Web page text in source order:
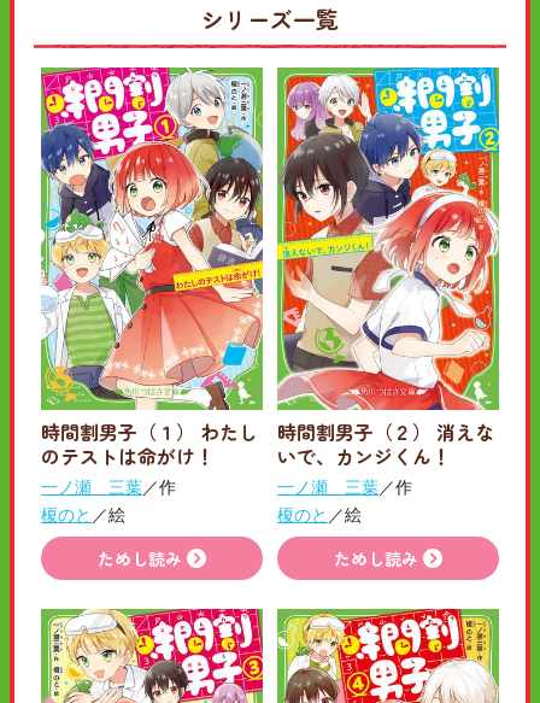
シリーズ一覧
時間割男子（１） わたし
のテストは命がけ！
一ノ瀬 三葉／作
榎のと ／絵
ためし読み
時間割男子（２） 消えな
いで、カンジくん！
一ノ瀬 三葉／作
榎のと ／絵
ためし読み